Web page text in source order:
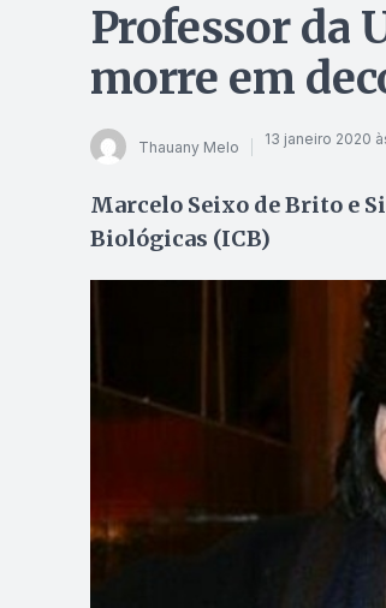
Professor da
morre em
Thauany Melo 13 janeiro 2020
Marcelo Seixo de Brito e
Biológicas (ICB)